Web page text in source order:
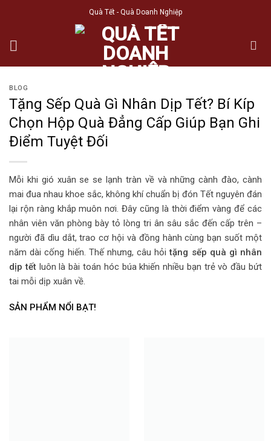
content
Quà Tết - Quà Doanh Nghiệp
BLOG
Tặng Sếp Quà Gì Nhân Dịp Tết? Bí Kíp
Chọn Hộp Quà Đẳng Cấp Giúp Bạn Ghi
Điểm Tuyệt Đối
Mỗi khi gió xuân se se lạnh tràn về và những cành đào, cành
mai đua nhau khoe sắc, không khí chuẩn bị đón Tết nguyên đán
lại rộn ràng khắp muôn nơi. Đây cũng là thời điểm vàng để các
nhân viên văn phòng bày tỏ lòng tri ân sâu sắc đến cấp trên –
người đã dìu dắt, trao cơ hội và đồng hành cùng bạn suốt một
năm dài cống hiến. Thế nhưng, câu hỏitặng sếp quà gì nhân
dịp tếtluôn là bài toán hóc búa khiến nhiều bạn trẻ vò đầu bứt
tai mỗi dịp xuân về.
SẢN PHẨM NỔI BẠT!